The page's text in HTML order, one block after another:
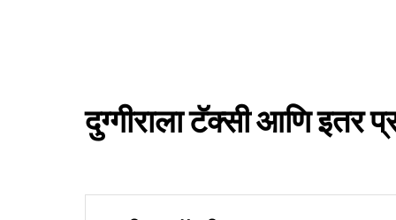
दुग्गीराला टॅक्सी आणि इतर